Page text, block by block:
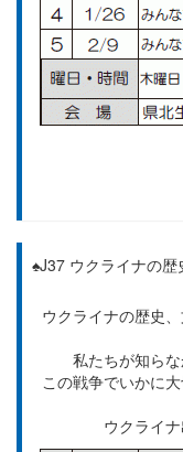
♠J37 ウクライナの歴
ウクライナの歴史
私たちが知ら
この戦争でいかに
ウクライ